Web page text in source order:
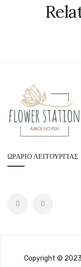
ΩΡΆΡΙΟ ΛΕΙΤΟΥΡΓΊΑΣ
Copyright ©